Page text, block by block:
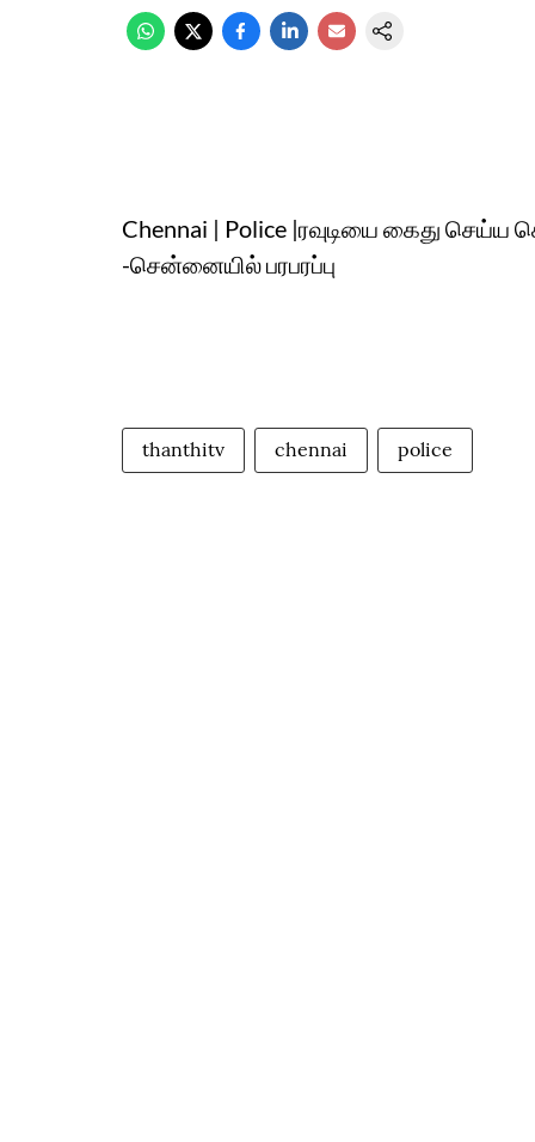
Chennai | Police |ரவுடியை கைது
-சென்னையில் பரபரப்பு
thanthitv chennai police